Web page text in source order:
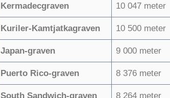
Kermadecgraven 10 047 meter
Kuriler-Kamtjatkagraven 10 500 meter
Japan-graven 9 000 meter
Puerto Rico-graven 8 376 meter
South Sandwich-graven 8 264 meter